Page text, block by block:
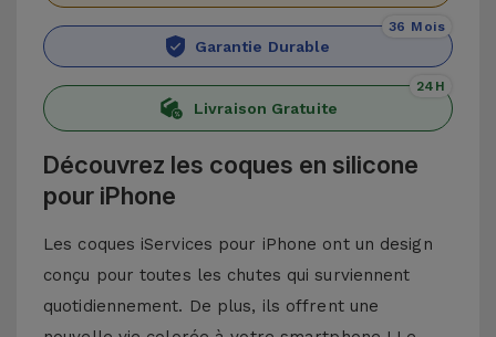
Garantie Durable
36 Mois
Livraison Gratuite
24H
Découvrez les coques en silicone
pour iPhone
Les coques iServices pour iPhone ont un design
conçu pour toutes les chutes qui surviennent
quotidiennement. De plus, ils offrent une